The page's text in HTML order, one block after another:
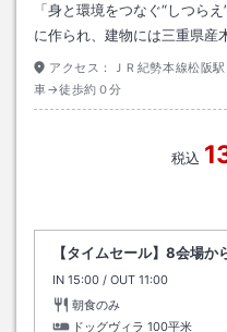
「身と環境をつなぐ“しつら
に作られ、建物には三重県産
アクセス：
ＪＲ紀勢本線松阪
車→徒歩約０分
税込
【タイムセール】8会場
IN チェックイン
15:00 / OUT チェックアウト
11:00
朝食のみ
ドッグヴィラ 100平米